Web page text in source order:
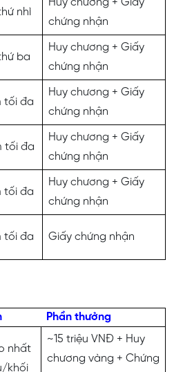
nhì
chứng nhận
ba
Huy chương + Giấy
chứng nhận
tối đa
Huy chương + Giấy
chứng nhận
tối đa
Huy chương + Giấy
chứng nhận
tối đa
Huy chương + Giấy
chứng nhận
tối đa Giấy chứng nhận
Phần thưởng
nhất
khối
~15 triệu VNĐ + Huy
chương vàng + Chứng